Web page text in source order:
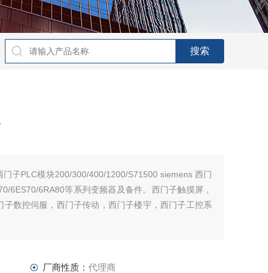
门子PLC模块200/300/400/1200/S71500 siemens 西门
6ES70/6RA80等系列变频器及备件。西门子触摸屏，
数控伺服，西门子传动，西门子楼宇，西门子工控系
厂商性质： 代理商